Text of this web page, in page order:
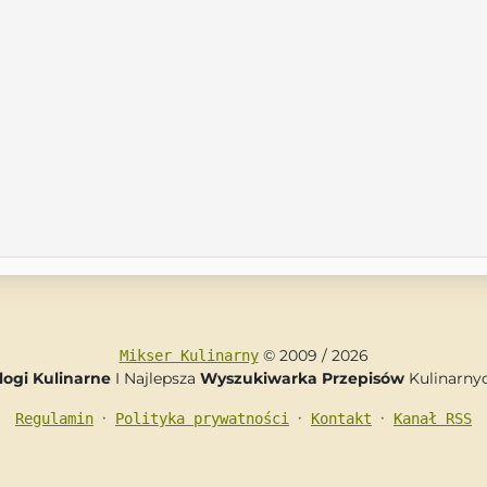
Mikser Kulinarny© 2009 / 2026
Kulinarne I Najlepsza Wyszukiwarka Przepisów
Regulamin • Polityka prywatności • Kontakt • Kanał RSS